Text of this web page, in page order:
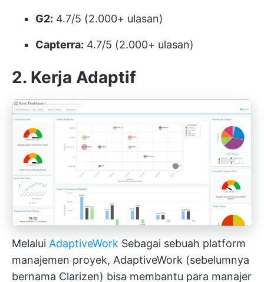
G2: 4.7/5 (2.000+ ulasan)
Capterra: 4.7/5 (2.000+ ulasan)
2. Kerja Adaptif
Melalui AdaptiveWork Sebagai sebuah platform
manajemen proyek, AdaptiveWork (sebelumnya
bernama Clarizen) bisa membantu para manajer